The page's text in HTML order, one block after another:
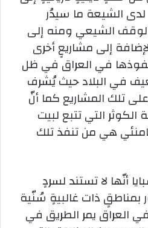
لدى الشيعة ما سيدُر
الوقف الشيعي ومنه إلى
إلى مشاريعٍ أخرى
نفوذها في العراق في ظل
في البلاد حيث يُشرف
على تلك المشاريع كما أنّ
التي تتبع لبيت
هي من تنفذ تلك
أنّها لا تستند لسردٍ
بمناطقٍ ذات غالبيةٍ سُنّية
العراق يمر الطريق في